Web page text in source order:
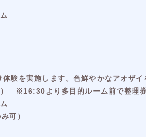
験を実施します。色鮮やかなアオザ
※16:30より多目的ルーム前で整理
可）